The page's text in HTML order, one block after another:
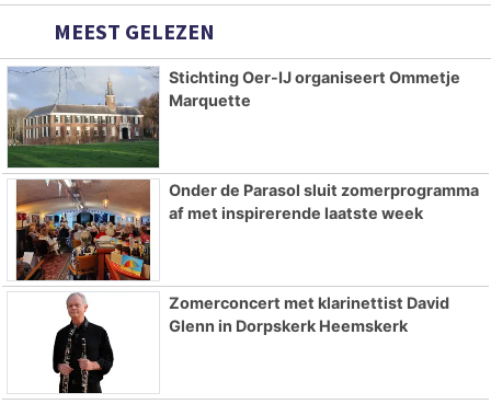
MEEST GELEZEN
Stichting Oer-IJ organiseert Ommetje
Marquette
Onder de Parasol sluit zomerprogramma
af met inspirerende laatste week
Zomerconcert met klarinettist David
Glenn in Dorpskerk Heemskerk